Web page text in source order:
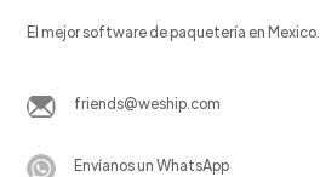
El mejor software de paquetería en Mexico.
friends@weship.com
Envíanos un WhatsApp